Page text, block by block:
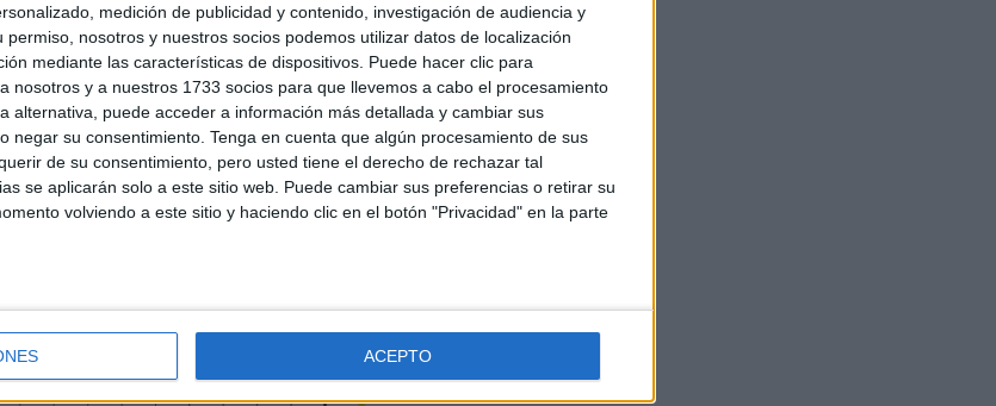
medición de publicidad y contenido, investigación de audiencia y
permiso, nosotros y nuestros socios podemos utilizar datos de localización
mediante las características de dispositivos. Puede hacer clic para
nosotros y a nuestros 1733 socios para que llevemos a cabo el procesamiento
alternativa, puede acceder a información más detallada y cambiar sus
negar su consentimiento. Tenga en cuenta que algún procesamiento de sus
de su consentimiento, pero usted tiene el derecho de rechazar tal
se aplicarán solo a este sitio web. Puede cambiar sus preferencias o retirar su
volviendo a este sitio y haciendo clic en el botón "Privacidad" en la parte
ACEPTO